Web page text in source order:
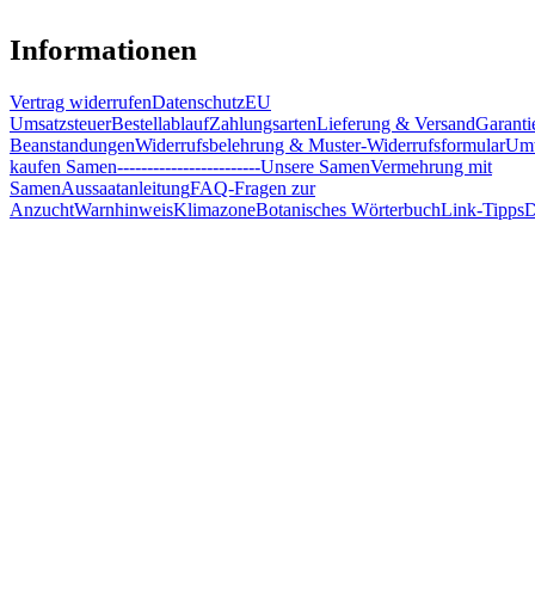
Informationen
Vertrag widerrufenDatenschutzEU
UmsatzsteuerBestellablaufZahlungsartenLieferung & Versand
BeanstandungenWiderrufsbelehrung & Muster-Widerrufsformular
kaufen Samen------------------------Unsere SamenVermehrung mit
SamenAussaatanleitungFAQ-Fragen zur
AnzuchtWarnhinweisKlimazoneBotanisches WörterbuchLink-Tipps